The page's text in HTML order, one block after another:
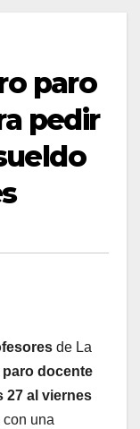
paro
pedir
de La
paro docente
27 al viernes
con una